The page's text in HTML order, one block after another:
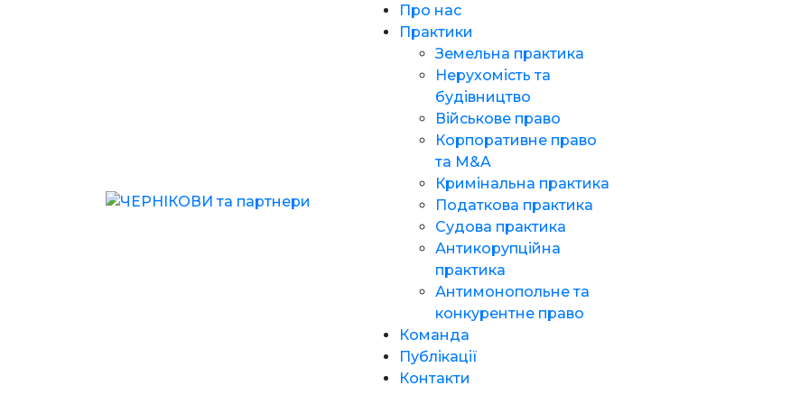
Про нас
Практики
Земельна практика
Нерухомість та
будівництво
Військове право
Корпоративне право
та M&A
Кримінальна практика
Податкова практика
Судова практика
Антикорупційна
практика
Антимонопольне та
конкурентне право
Команда
Публікації
Контакти